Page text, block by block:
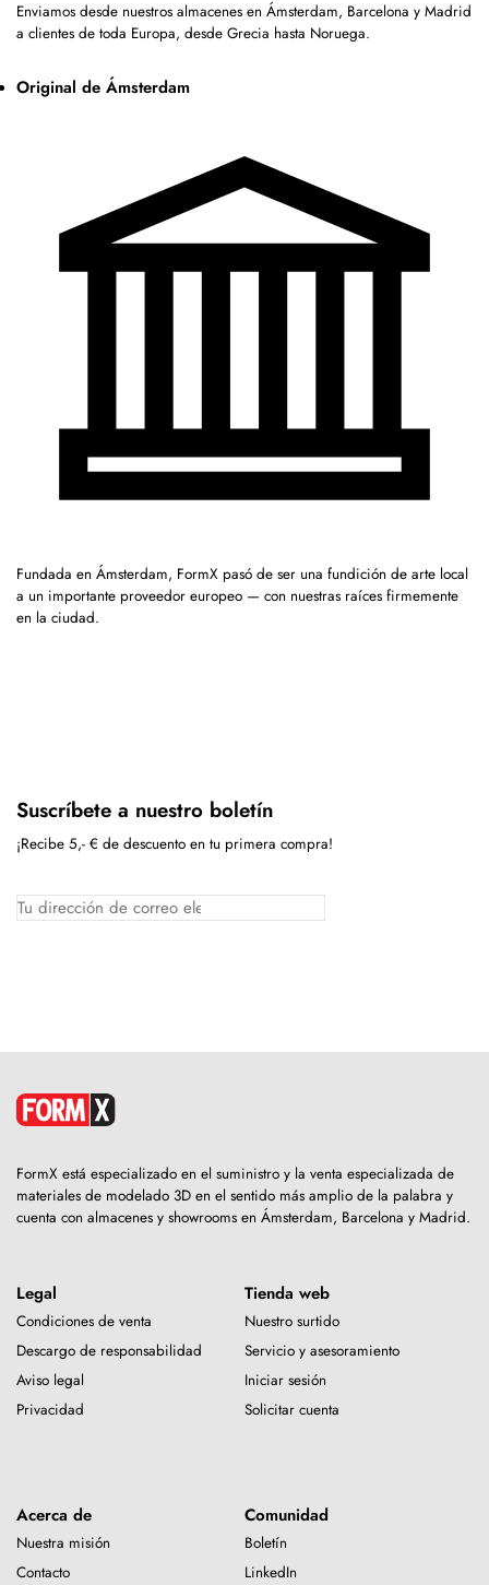
Enviamos desde nuestros almacenes en Ámsterdam, Barcelona y Madrid
a clientes de toda Europa, desde Grecia hasta Noruega.
Original de Ámsterdam
Fundada en Ámsterdam, FormX pasó de ser una fundición de arte local
a un importante proveedor europeo — con nuestras raíces firmemente
en la ciudad.
Suscríbete a nuestro boletín
¡Recibe 5,- € de descuento en tu primera compra!
FormX está especializado en el suministro y la venta especializada de
materiales de modelado 3D en el sentido más amplio de la palabra y
cuenta con almacenes y showrooms en Ámsterdam, Barcelona y Madrid.
Legal
Condiciones de venta
Descargo de responsabilidad
Aviso legal
Privacidad
Tienda web
Nuestro surtido
Servicio y asesoramiento
Iniciar sesión
Solicitar cuenta
Acerca de
Nuestra misión
Contacto
Comunidad
Boletín
LinkedIn